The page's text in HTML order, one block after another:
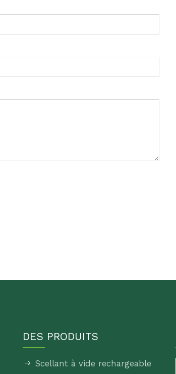
DES PRODUITS
Scellant à vide rechargeable